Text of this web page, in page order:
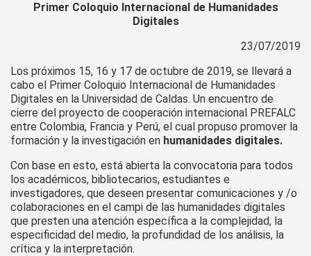
Primer Coloquio Internacional de Humanidades
Digitales
23/07/2019
Los próximos 15, 16 y 17 de octubre de 2019, se llevará a
cabo el Primer Coloquio Internacional de Humanidades
Digitales en la Universidad de Caldas. Un encuentro de
cierre del proyecto de cooperación internacional PREFALC
entre Colombia, Francia y Perú, el cual propuso promover la
formación y la investigación en humanidades digitales.
Con base en esto, está abierta la convocatoria para todos
los académicos, bibliotecarios, estudiantes e
investigadores, que deseen presentar comunicaciones y /o
colaboraciones en el campi de las humanidades digitales
que presten una atención específica a la complejidad, la
especificidad del medio, la profundidad de los análisis, la
crítica y la interpretación.